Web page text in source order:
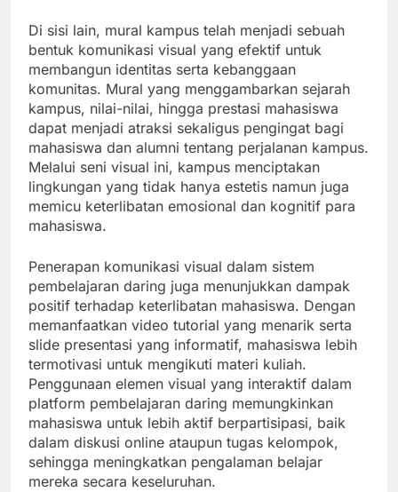
Di sisi lain, mural kampus telah menjadi sebuah
bentuk komunikasi visual yang efektif untuk
membangun identitas serta kebanggaan
komunitas. Mural yang menggambarkan sejarah
kampus, nilai-nilai, hingga prestasi mahasiswa
dapat menjadi atraksi sekaligus pengingat bagi
mahasiswa dan alumni tentang perjalanan kampus.
Melalui seni visual ini, kampus menciptakan
lingkungan yang tidak hanya estetis namun juga
memicu keterlibatan emosional dan kognitif para
mahasiswa.
Penerapan komunikasi visual dalam sistem
pembelajaran daring juga menunjukkan dampak
positif terhadap keterlibatan mahasiswa. Dengan
memanfaatkan video tutorial yang menarik serta
slide presentasi yang informatif, mahasiswa lebih
termotivasi untuk mengikuti materi kuliah.
Penggunaan elemen visual yang interaktif dalam
platform pembelajaran daring memungkinkan
mahasiswa untuk lebih aktif berpartisipasi, baik
dalam diskusi online ataupun tugas kelompok,
sehingga meningkatkan pengalaman belajar
mereka secara keseluruhan.